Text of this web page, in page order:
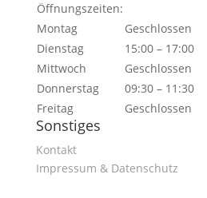
Öffnungszeiten:
Montag
Geschlossen
Dienstag
15:00 – 17:00
Mittwoch
Geschlossen
Donnerstag
09:30 – 11:30
Freitag
Geschlossen
Sonstiges
Kontakt
Impressum & Datenschutz